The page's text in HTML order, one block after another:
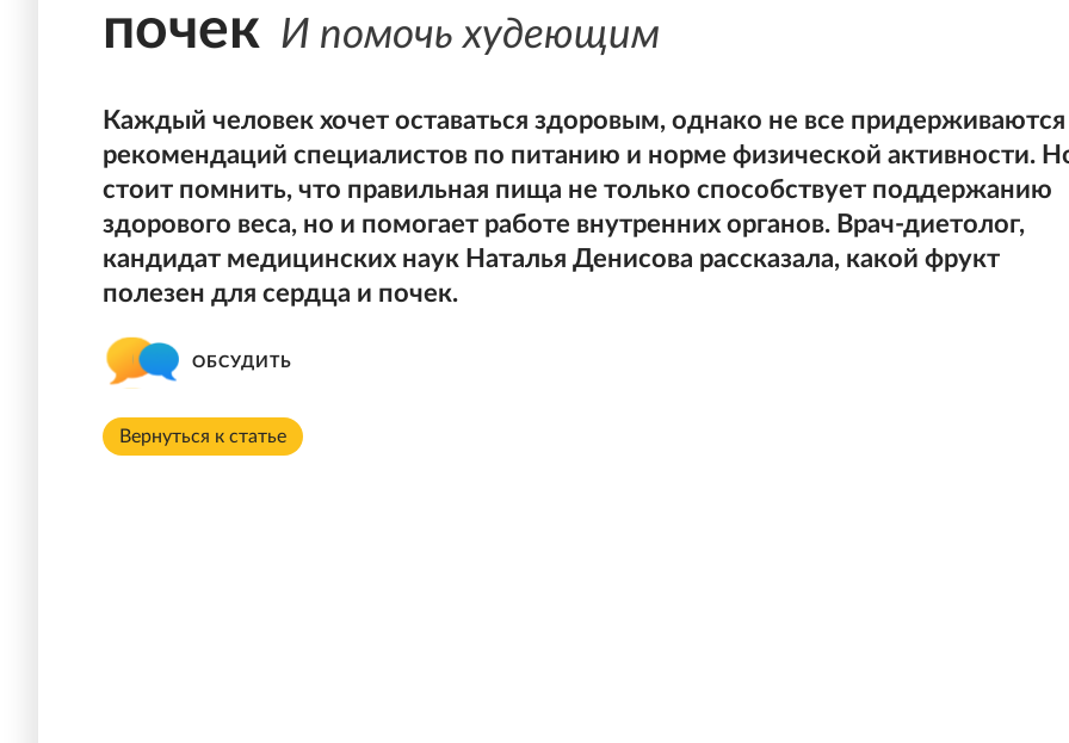
почек И помочь худеющим
Каждый человек хочет оставаться здоровым, однако не все придерживаются
рекомендаций специалистов по питанию и норме физической активности.
стоит помнить, что правильная пища не только способствует поддержанию
здорового веса, но и помогает работе внутренних органов. Врач-диетолог,
кандидат медицинских наук Наталья Денисова рассказала, какой фрукт
полезен для сердца и почек.
ОБСУДИТЬ
Вернуться к статье